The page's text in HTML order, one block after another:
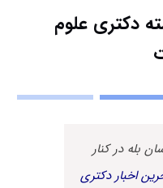
دکتری علوم
بله در کنار
اخبار دکتری